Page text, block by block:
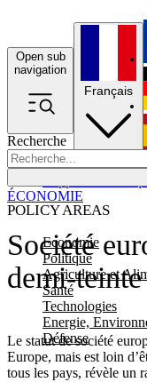
Open sub
navigation
Recherche
POLICY AREAS
Economie
Politique
Agriculture et
Santé
Technologies
Energie,
Défense
Français
Société
demi-teinte
Le statut de société
Europe, mais est loin
tous les pays, révèle un
ÉCONOMIE